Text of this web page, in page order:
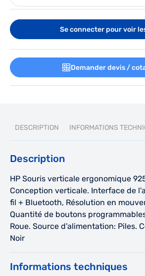
Se connecter pour voir
Demander devis /
DESCRIPTION INFORMATIONS
Description
HP Souris verticale ergonomique
Conception verticale. Interface de
fil + Bluetooth, Résolution en
Quantité de boutons
Roue. Source d'alimentation: Piles.
Noir
Informations techniques